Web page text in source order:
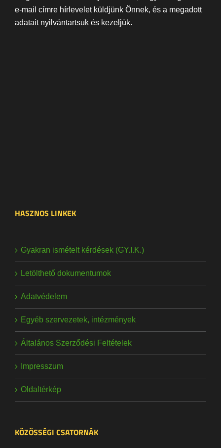
e-mail címre hírlevelet küldjünk Önnek, és a megadott
adatait nyilvántartsuk és kezeljük.
HASZNOS LINKEK
Gyakran ismételt kérdések (GY.I.K.)
Letölthető dokumentumok
Adatvédelem
Egyéb szervezetek, intézmények
Általános Szerződési Feltételek
Impresszum
Oldaltérkép
KÖZÖSSÉGI CSATORNÁK